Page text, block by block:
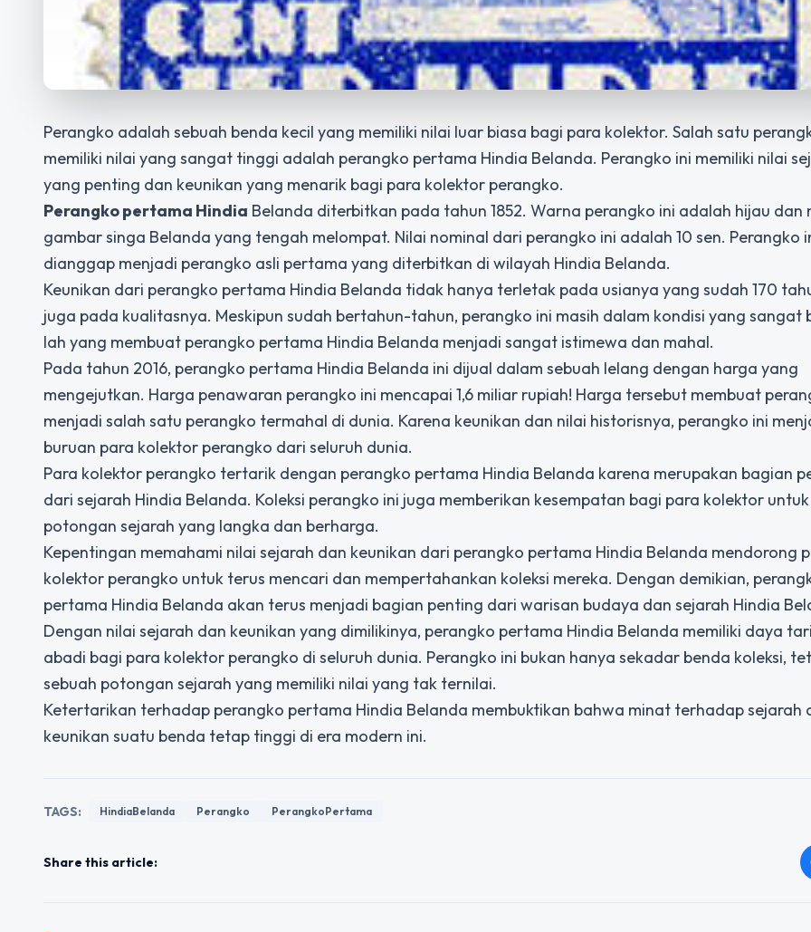
Perangko adalah sebuah benda kecil yang memiliki nilai luar biasa bagi para kolektor. Salah satu
memiliki nilai yang sangat tinggi adalah perangko pertama Hindia Belanda. Perangko ini memiliki nilai
yang penting dan keunikan yang menarik bagi para kolektor perangko.
Perangko pertama Hindia Belanda diterbitkan pada tahun 1852. Warna perangko ini adalah hijau dan
gambar singa Belanda yang tengah melompat. Nilai nominal dari perangko ini adalah 10 sen. Perangko
dianggap menjadi perangko asli pertama yang diterbitkan di wilayah Hindia Belanda.
Keunikan dari perangko pertama Hindia Belanda tidak hanya terletak pada usianya yang sudah 170
juga pada kualitasnya. Meskipun sudah bertahun-tahun, perangko ini masih dalam kondisi yang sangat
lah yang membuat perangko pertama Hindia Belanda menjadi sangat istimewa dan mahal.
Pada tahun 2016, perangko pertama Hindia Belanda ini dijual dalam sebuah lelang dengan harga yang
mengejutkan. Harga penawaran perangko ini mencapai 1,6 miliar rupiah! Harga tersebut membuat
menjadi salah satu perangko termahal di dunia. Karena keunikan dan nilai historisnya, perangko ini
buruan para kolektor perangko dari seluruh dunia.
Para kolektor perangko tertarik dengan perangko pertama Hindia Belanda karena merupakan bagian
dari sejarah Hindia Belanda. Koleksi perangko ini juga memberikan kesempatan bagi para kolektor
potongan sejarah yang langka dan berharga.
Kepentingan memahami nilai sejarah dan keunikan dari perangko pertama Hindia Belanda mendorong
kolektor perangko untuk terus mencari dan mempertahankan koleksi mereka. Dengan demikian,
pertama Hindia Belanda akan terus menjadi bagian penting dari warisan budaya dan sejarah Hindia
Dengan nilai sejarah dan keunikan yang dimilikinya, perangko pertama Hindia Belanda memiliki daya
abadi bagi para kolektor perangko di seluruh dunia. Perangko ini bukan hanya sekadar benda koleksi,
sebuah potongan sejarah yang memiliki nilai yang tak ternilai.
Ketertarikan terhadap perangko pertama Hindia Belanda membuktikan bahwa minat terhadap sejarah
keunikan suatu benda tetap tinggi di era modern ini.
TAGS: HindiaBelanda Perangko PerangkoPertama
Share this article: